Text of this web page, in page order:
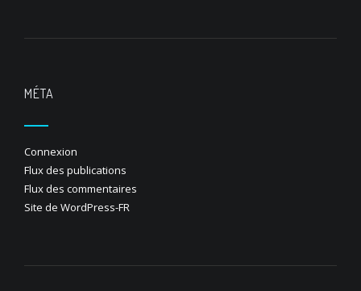
MÉTA
Connexion
Flux des publications
Flux des commentaires
Site de WordPress-FR